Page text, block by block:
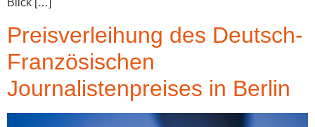
Blick […]
Preisverleihung des Deutsch-
Französischen
Journalistenpreises in Berlin